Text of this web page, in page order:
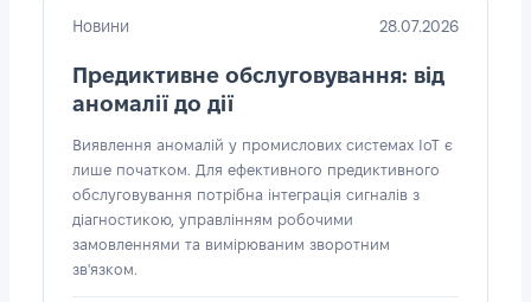
Новини 28.07.2026
Предиктивне обслуговування: від
аномалії до дії
Виявлення аномалій у промислових системах IoT є
лише початком. Для ефективного предиктивного
обслуговування потрібна інтеграція сигналів з
діагностикою, управлінням робочими
замовленнями та вимірюваним зворотним
зв'язком.